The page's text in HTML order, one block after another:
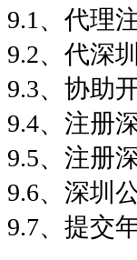
9.1、代理
9.2、代深
9.3、协助
9.4、注册
9.5、注册
9.6、深圳
9.7、提交